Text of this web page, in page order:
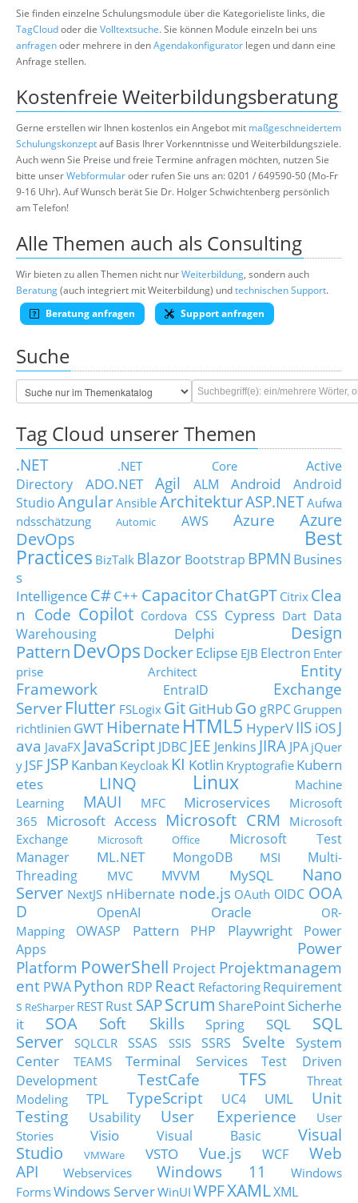
Sie finden einzelne Schulungsmodule über die Kategorieliste links, die
TagCloudoder die Volltextsuche. Sie können Module einzeln bei uns
anfragenoder mehrere in denAgendakonfigurator legen und dann eine
Anfrage stellen.
Kostenfreie Weiterbildungsberatung
Gerne erstellen wir Ihnen kostenlos ein Angebot mit maßgeschneidertem
Schulungskonzeptauf Basis Ihrer Vorkenntnisse und Weiterbildungsziele.
Auch wenn Sie Preise und freie Termine anfragen möchten, nutzen Sie
bitte unserWebformularoder rufen Sie uns an: 0201 / 649590-50 (Mo-Fr
9-16 Uhr). Auf Wunsch berät Sie Dr. Holger Schwichtenberg persönlich
am Telefon!
Alle Themen auch als Consulting
Wir bieten zu allen Themen nicht nurWeiterbildung, sondern auch
Beratung(auch integriert mit Weiterbildung) undtechnischen Support.
Beratung anfragen
Support anfragen
Suche
Tag Cloud unserer Themen
.NET .NET Core
Active
Directory
ADO.NET Agil ALM Android
Android
StudioAngularAnsible ArchitekturASP.NETAufwa
ndsschätzung
Automic AWS Azure
Azure
DevOps
Best
Practices BizTalk Blazor Bootstrap BPMN Busines
s
Intelligence C#C++ CapacitorChatGPT Citrix Clea
n Code Copilot Cordova CSS Cypress Dart Data
Warehousing
Delphi
Design
Pattern DevOps DockerEclipse EJB Electron Enter
prise Architect
Entity
Framework
EntraID
Exchange
Server Flutter FSLogix Git GitHubGo gRPC Gruppen
richtlinien GWT HibernateHTML5 HyperVIIS iOSJ
ava JavaFX JavaScript JDBC JEE Jenkins JIRA JPA jQuer
y JSF JSP Kanban Keycloak KI Kotlin Kryptografie Kubern
etes
LINQ Linux
Machine
Learning
MAUI MFC Microservices
Microsoft
365
Microsoft Access Microsoft CRM
Microsoft
Exchange
Microsoft Office
Microsoft Test
Manager
ML.NET MongoDB MSI
Multi-
Threading
MVC MVVM MySQL
Nano
Server NextJS nHibernate node.js OAuth OIDC OOA
D
OpenAI Oracle
OR-
Mapping
OWASP Pattern PHP Playwright
Power
Apps
Power
Platform PowerShell Project Projektmanagem
ent PWA Python RDP React Refactoring Requirement
s ReSharper RESTRust SAPScrum SharePointSicherhe
it
SOA Soft Skills Spring SQL
SQL
Server
SQLCLR SSAS SSIS SSRS Svelte
System
Center
TEAMS Terminal Services
Test Driven
Development
TestCafe TFS
Threat
Modeling
TPL TypeScript UC4 UML
Unit
Testing
Usability User Experience
User
Stories
Visio Visual Basic
Visual
Studio
VMWare VSTO Vue.js WCF
Web
API
Webservices Windows 11
Windows
FormsWindows ServerWinUI WPFXAMLXML